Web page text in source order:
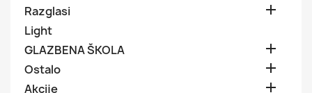
Razglasi 
Light
GLAZBENA ŠKOLA

Ostalo 
Akcije 